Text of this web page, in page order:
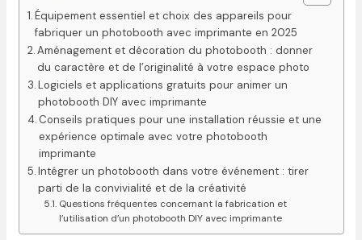
Équipement essentiel et choix des appareils pour
fabriquer un photobooth avec imprimante en 2025
Aménagement et décoration du photobooth : donner
du caractère et de l’originalité à votre espace photo
Logiciels et applications gratuits pour animer un
photobooth DIY avec imprimante
Conseils pratiques pour une installation réussie et une
expérience optimale avec votre photobooth
imprimante
Intégrer un photobooth dans votre événement : tirer
parti de la convivialité et de la créativité
Questions fréquentes concernant la fabrication et
l’utilisation d’un photobooth DIY avec imprimante